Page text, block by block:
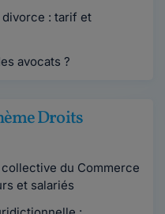
: tarif et
avocats ?
Droits
du Commerce
et salariés